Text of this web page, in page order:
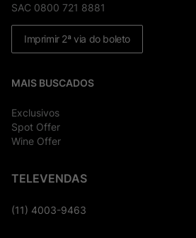
SAC 0800 721 8881
Imprimir 2ª via do boleto
MAIS BUSCADOS
Exclusivos
Spot Offer
Wine Offer
TELEVENDAS
(11) 4003-9463